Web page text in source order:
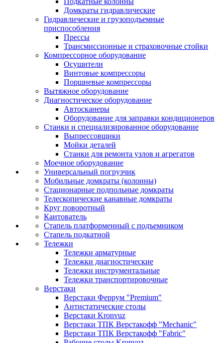
Домкраты гидравлические
Гидравлические и грузоподъемные
приспособления
Прессы
Трансмиссионные и страховочные стойки
Компрессорное оборудование
Осушители
Винтовые компрессоры
Поршневые компрессоры
Вытяжное оборудование
Диагностическое оборудование
Автосканеры
Оборудование для заправки кондиционеров
Станки и специализированное оборудование
Выпрессовщики
Мойки деталей
Станки для ремонта узлов и агрегатов
Моечное оборудование
Универсальный погрузчик
Мобильные домкраты (колонны)
Стационарные подпольные домкраты
Телескопические канавные домкраты
Круг поворотный
Кантователь
Стапель платформенный с подъемником
Стапель подкатной
Тележки
Тележки арматурные
Тележки диагностические
Тележки инструментальные
Тележки транспортировочные
Верстаки
Верстаки Феррум "Premium"
Антистатические столы
Верстаки Kronvuz
Верстаки ТПК Верстакофф "Mechanic"
Верстаки ТПК Верстакофф "Fabric"